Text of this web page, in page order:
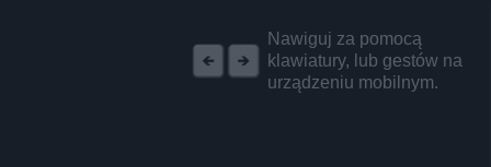
Nawiguj za pomocą
klawiatury, lub gestów na
urządzeniu mobilnym.